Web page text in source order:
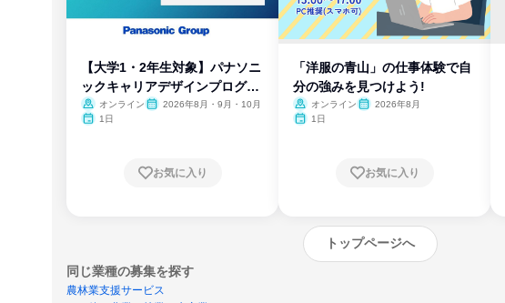
【大学1・2年生対象】パナソニ
ックキャリアデザインプログラ
ム
オンライン
2026年8月・9月・10月
1日
お気に入り
「洋服の青山」の仕事体験で自
分の強みを見つけよう!
オンライン
2026年8月
1日
お気に入り
トップページへ
同じ業種の募集を探す
農林業支援サービス